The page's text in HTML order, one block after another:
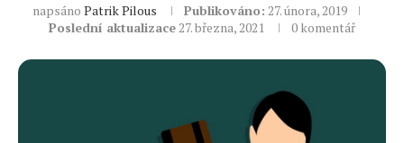
napsáno Patrik Pilous Publikováno: 27. února, 2019
Poslední aktualizace27. března, 2021 0 komentář